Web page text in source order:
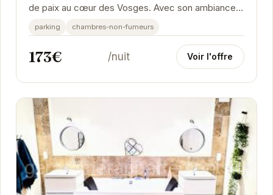
de paix au cœur des Vosges. Avec son ambiance
chaleureuse et ses équipements modernes, il
offre...
parking chambres-non-fumeurs
173€ /nuit Voir l'offre